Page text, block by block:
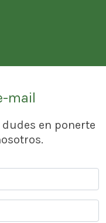
mail
en ponerte